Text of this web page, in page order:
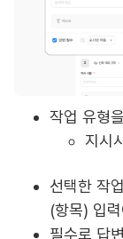
작업 유형
지시
선택한 작
(항목) 입
필수로 답